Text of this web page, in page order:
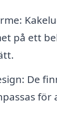
på ett
De
för